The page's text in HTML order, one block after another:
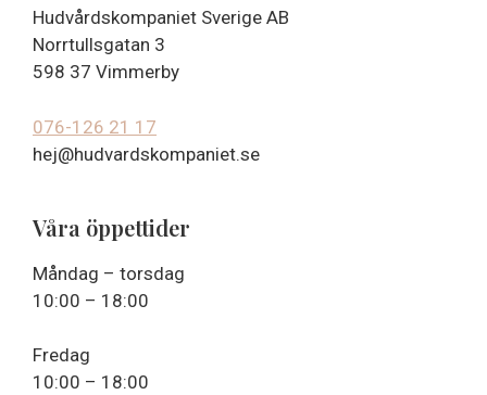
Hudvårdskompaniet Sverige AB
Norrtullsgatan 3
598 37 Vimmerby
076-126 21 17
hej@hudvardskompaniet.se
Våra öppettider
Måndag – torsdag
10:00 – 18:00
Fredag
10:00 – 18:00